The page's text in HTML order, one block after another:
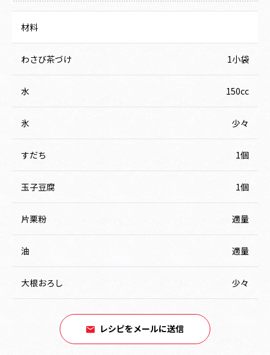
材料
わさび茶づけ 1小袋
水 150cc
氷 少々
すだち 1個
玉子豆腐 1個
片栗粉 適量
油 適量
大根おろし 少々
レシピをメールに送信